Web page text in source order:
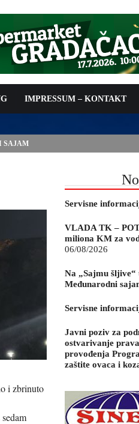
IMPRESSUM – KONTAKT
SAJAM
i zbrinuto
Servisne
VLADA TK –
miliona KM za
06/08/2026
Na „Sajmu šljive“
Međunarodni
Servisne
Javni poziv za
ostvarivanje
provođenja
zaštite ovaca i